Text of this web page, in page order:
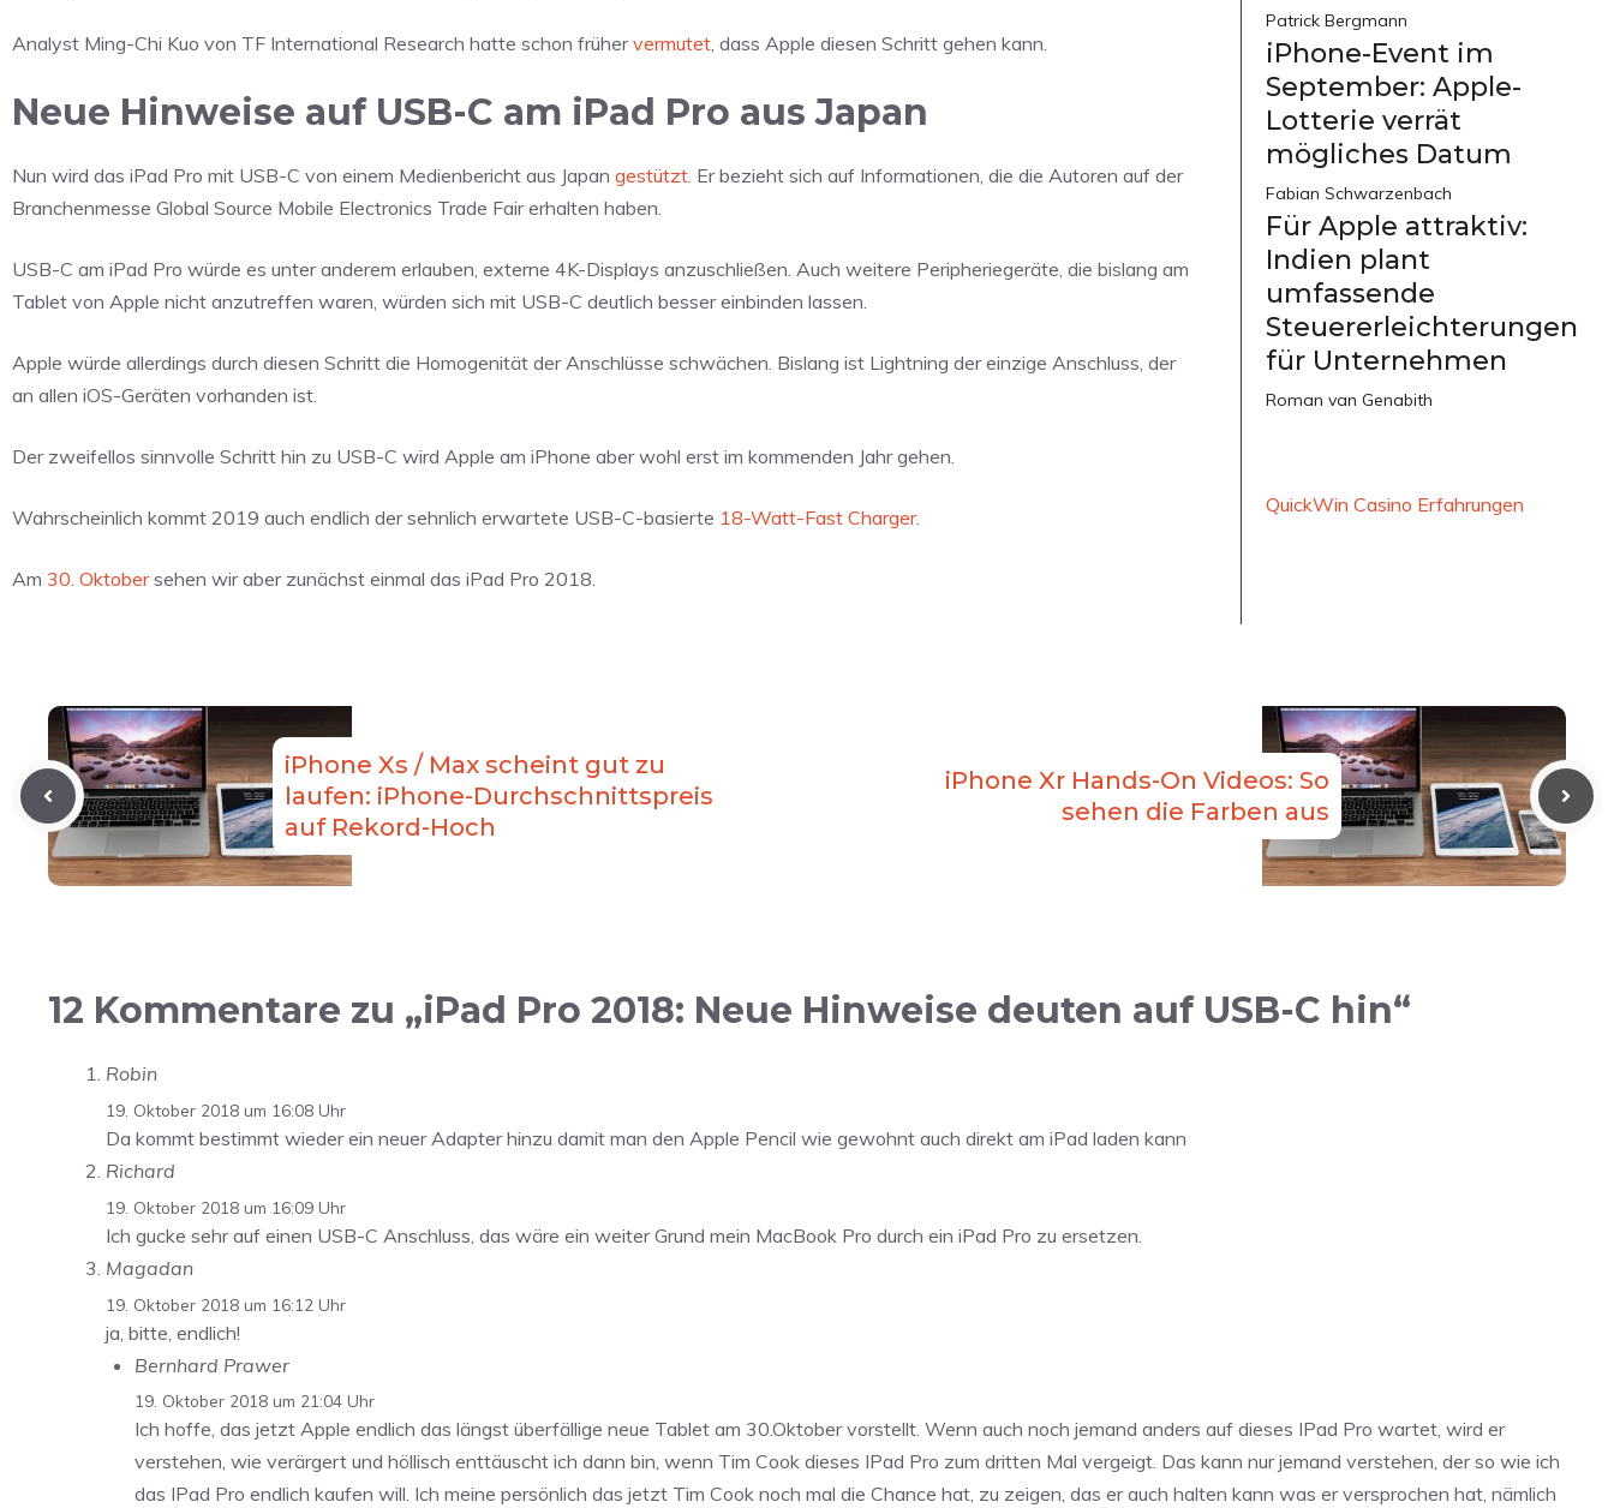
Analyst Ming-Chi Kuo von TF International Research hatte schon frühervermutet, dass Apple diesen Schritt gehen kann.
Neue Hinweise auf USB-C am iPad Pro aus Japan
Nun wird das iPad Pro mit USB-C von einem Medienbericht aus Japan gestützt. Er bezieht sich auf Informationen, die die Autoren auf der
Branchenmesse Global Source Mobile Electronics Trade Fair erhalten haben.
USB-C am iPad Pro würde es unter anderem erlauben, externe 4K-Displays anzuschließen. Auch weitere Peripheriegeräte, die bislang am
Tablet von Apple nicht anzutreffen waren, würden sich mit USB-C deutlich besser einbinden lassen.
Apple würde allerdings durch diesen Schritt die Homogenität der Anschlüsse schwächen. Bislang ist Lightning der einzige Anschluss, der
an allen iOS-Geräten vorhanden ist.
Der zweifellos sinnvolle Schritt hin zu USB-C wird Apple am iPhone aber wohl erst im kommenden Jahr gehen.
Wahrscheinlich kommt 2019 auch endlich der sehnlich erwartete USB-C-basierte 18-Watt-Fast Charger.
Am 30. Oktobersehen wir aber zunächst einmal das iPad Pro 2018.
Patrick Bergmann
iPhone-Event im
September: Apple-
Lotterie verrät
mögliches Datum
Fabian Schwarzenbach
Für Apple attraktiv:
Indien plant
umfassende
Steuererleichterungen
für Unternehmen
Roman van Genabith
QuickWin Casino Erfahrungen
iPhone Xs / Max scheint gut zu
laufen: iPhone-Durchschnittspreis
auf Rekord-Hoch
iPhone Xr Hands-On Videos: So
sehen die Farben aus
12 Kommentare zu „iPad Pro 2018: Neue Hinweise deuten auf USB-C hin“
Robin
19. Oktober 2018 um 16:08 Uhr
Da kommt bestimmt wieder ein neuer Adapter hinzu damit man den Apple Pencil wie gewohnt auch direkt am iPad laden kann
Richard
19. Oktober 2018 um 16:09 Uhr
Ich gucke sehr auf einen USB-C Anschluss, das wäre ein weiter Grund mein MacBook Pro durch ein iPad Pro zu ersetzen.
Magadan
19. Oktober 2018 um 16:12 Uhr
ja, bitte, endlich!
Bernhard Prawer
19. Oktober 2018 um 21:04 Uhr
Ich hoffe, das jetzt Apple endlich das längst überfällige neue Tablet am 30.Oktober vorstellt. Wenn auch noch jemand anders auf dieses IPad Pro wartet, wird er
verstehen, wie verärgert und höllisch enttäuscht ich dann bin, wenn Tim Cook dieses IPad Pro zum dritten Mal vergeigt. Das kann nur jemand verstehen, der so wie ich
das IPad Pro endlich kaufen will. Ich meine persönlich das jetzt Tim Cook noch mal die Chance hat, zu zeigen, das er auch halten kann was er versprochen hat, nämlich